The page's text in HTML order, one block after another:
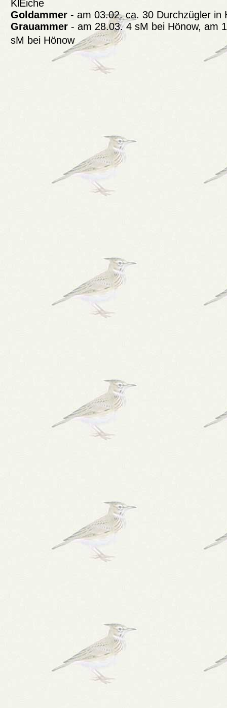
KlEiche
Goldammer - am 03.02. ca. 30 Durchzügler in
Grauammer - am 28.03. 4 sM bei Hönow, am
sM bei Hönow